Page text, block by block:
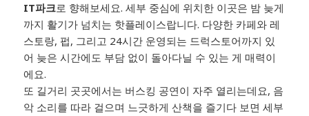
IT파크로 향해보세요. 세부 중심에 위치한 이곳은 밤 늦게
까지 활기가 넘치는 핫플레이스랍니다. 다양한 카페와 레
스토랑, 펍, 그리고 24시간 운영되는 드럭스토어까지 있
어 늦은 시간에도 부담 없이 돌아다닐 수 있는 게 매력이
에요.
또 길거리 곳곳에서는 버스킹 공연이 자주 열리는데요, 음
악 소리를 따라 걸으며 느긋하게 산책을 즐기다 보면 세부